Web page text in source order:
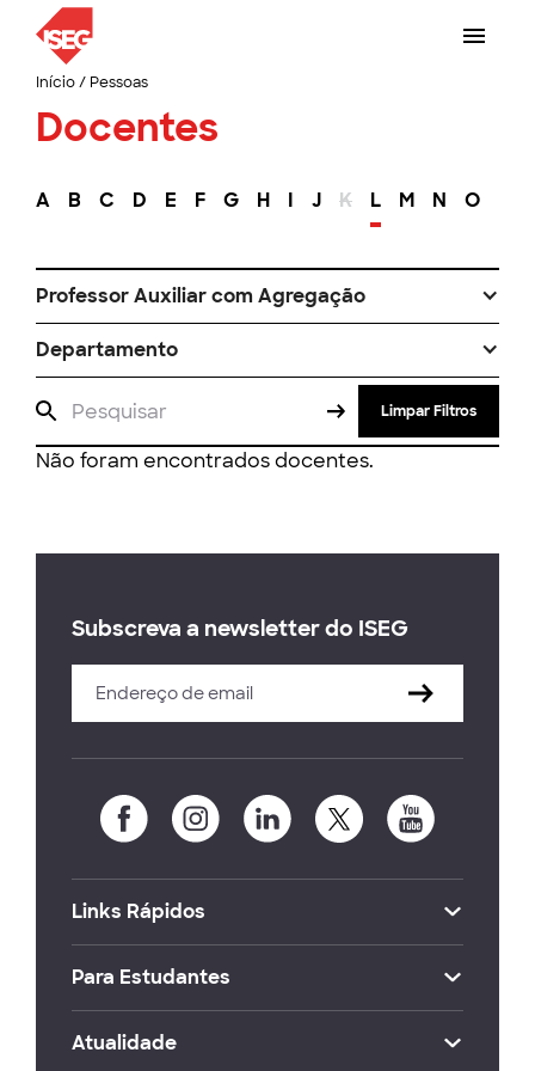
Início/ Pessoas
Docentes
A B C D E F G H I J K L M N O
Professor Auxiliar com Agregação
Departamento
Limpar Filtros
Não foram encontrados docentes.
Subscreva a newsletter do ISEG
Links Rápidos
Para Estudantes
Atualidade